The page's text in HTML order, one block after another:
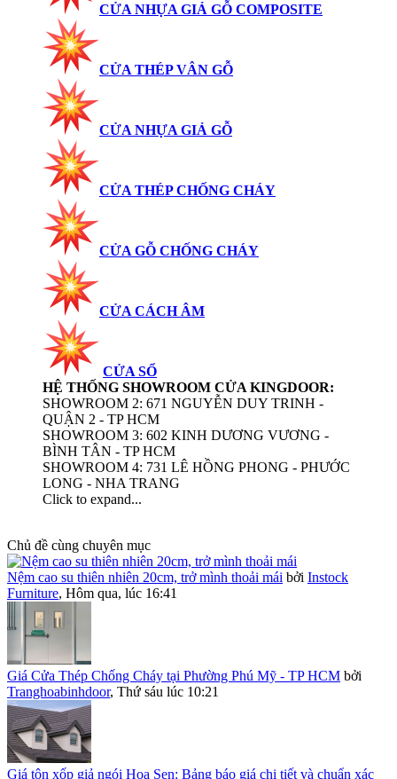
CỬA NHỰA GIẢ GỖ COMPOSITE
CỬA THÉP VÂN GỖ
CỬA NHỰA GIẢ GỖ
CỬA THÉP CHỐNG CHÁY
CỬA GỖ CHỐNG CHÁY
CỬA CÁCH ÂM
CỬA SỔ
HỆ THỐNG SHOWROOM CỬA KINGDOOR:
SHOWROOM 2: 671 NGUYỄN DUY TRINH -
QUẬN 2 - TP HCM
SHOWROOM 3: 602 KINH DƯƠNG VƯƠNG -
BÌNH TÂN - TP HCM
SHOWROOM 4: 731 LÊ HỒNG PHONG - PHƯỚC
LONG - NHA TRANG
Click to expand...
Chủ đề cùng chuyên mục
Nệm cao su thiên nhiên 20cm, trở mình thoải mái bởi Instock
Furniture, Hôm qua, lúc 16:41
Giá Cửa Thép Chống Cháy tại Phường Phú Mỹ - TP HCM bởi
Tranghoabinhdoor, Thứ sáu lúc 10:21
Giá tôn xốp giả ngói Hoa Sen: Bảng báo giá chi tiết và chuẩn xác